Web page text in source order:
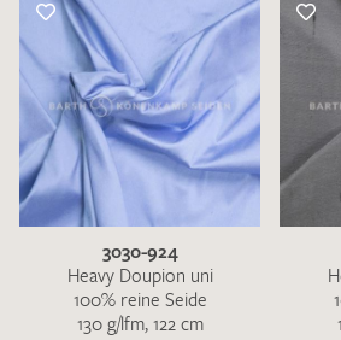
3030-924
Heavy Doupion uni
100% reine Seide
130 g/lfm, 122 cm